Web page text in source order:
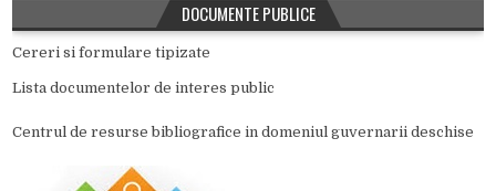
DOCUMENTE PUBLICE
Cereri si formulare tipizate
Lista documentelor de interes public
Centrul de resurse bibliografice in domeniul guvernarii deschise